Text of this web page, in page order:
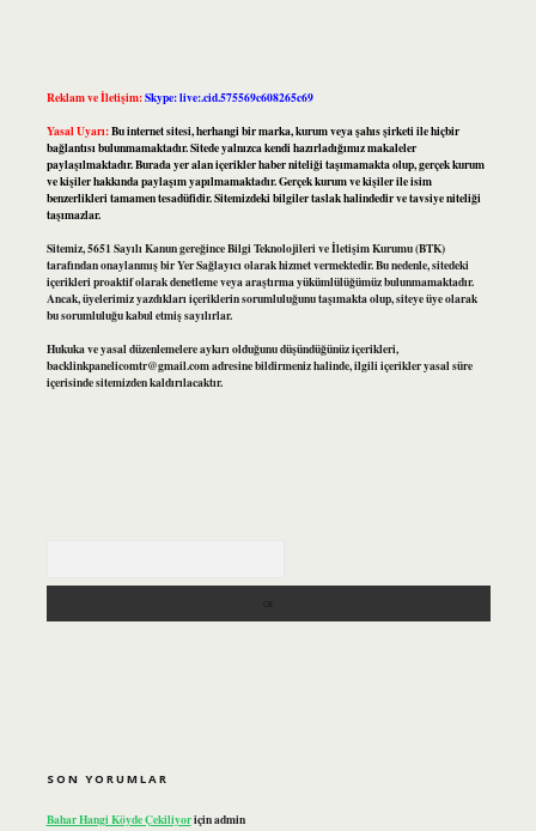
Reklam ve İletişim:Skype: live:.cid.575569c608265c69
Yasal Uyarı:Bu internet sitesi, herhangi bir marka, kurum veya şahıs şirketi ile hiçbir
bağlantısı bulunmamaktadır. Sitede yalnızca kendi hazırladığımız makaleler
paylaşılmaktadır. Burada yer alan içerikler haber niteliği taşımamakta olup, gerçek kurum
ve kişiler hakkında paylaşım yapılmamaktadır. Gerçek kurum ve kişiler ile isim
benzerlikleri tamamen tesadüfidir. Sitemizdeki bilgiler taslak halindedir ve tavsiye niteliği
taşımazlar.
Sitemiz, 5651 Sayılı Kanun gereğince Bilgi Teknolojileri ve İletişim Kurumu (BTK)
tarafından onaylanmış bir Yer Sağlayıcı olarak hizmet vermektedir. Bu nedenle, sitedeki
içerikleri proaktif olarak denetleme veya araştırma yükümlülüğümüz bulunmamaktadır.
Ancak, üyelerimiz yazdıkları içeriklerin sorumluluğunu taşımakta olup, siteye üye olarak
bu sorumluluğu kabul etmiş sayılırlar.
Hukuka ve yasal düzenlemelere aykırı olduğunu düşündüğünüz içerikleri,
backlinkpanelicomtr@gmail.comadresine bildirmeniz halinde, ilgili içerikler yasal süre
içerisinde sitemizden kaldırılacaktır.
SON YORUMLAR
Bahar Hangi Köyde Çekiliyoriçinadmin